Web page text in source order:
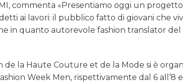
commenta «Presentiamo oggi un
ai lavori: il pubblico fatto di giovani che
in quanto autorevole fashion translator
de la Haute Couture et de la Mode si è
Week Men, rispettivamente dal 6 all’8